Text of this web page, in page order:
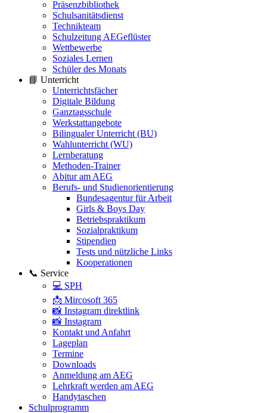
Präsenzbibliothek
Schulsanitätsdienst
Technikteam
Schulzeitung AEGeflüster
Wettbewerbe
Soziales Lernen
Schüler des Monats
📘 Unterricht
Unterrichtsfächer
Digitale Bildung
Ganztagsschule
Werkstattangebote
Bilingualer Unterricht (BU)
Wahlunterricht (WU)
Lernberatung
Methoden-Trainer
Abitur am AEG
Berufs- und Studienorientierung
Bundesagentur für Arbeit
Girls & Boys Day
Betriebspraktikum
Sozialpraktikum
Stipendien
Tests und nützliche Links
Kooperationen
📞 Service
💻 SPH
📩 Mircosoft 365
📸 Instagram direktlink
📸 Instagram
Kontakt und Anfahrt
Lageplan
Termine
Downloads
Anmeldung am AEG
Lehrkraft werden am AEG
Handytaschen
Schulprogramm